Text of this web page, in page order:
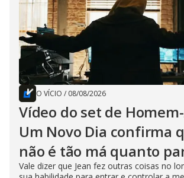
O VÍCIO / 08/08/2026
Vídeo do set de
Um Novo Dia confirma
não é tão má quanto
Vale dizer que Jean fez outras coisas no